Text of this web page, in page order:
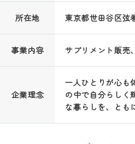
所在地 東京都世田谷区弦
事業内容 サプリメント販売
企業理念
一人ひとりが心も
の中で自分らしく
な暮らしを、とも